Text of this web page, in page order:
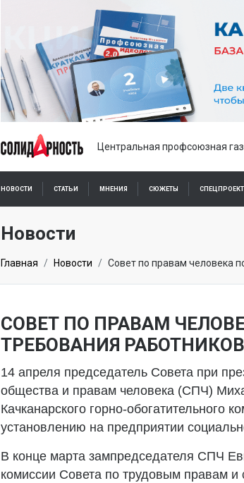
Центральная профсоюзная
НОВОСТИ СТАТЬИ МНЕНИЯ СЮЖЕТЫ
ПОДПИСКА ОНЛАЙН
Новости
Главная Новости Совет по правам человека
СОВЕТ ПО ПРАВАМ
ТРЕБОВАНИЯ
14 апреля председатель Совета при
общества и правам человека (СПЧ)
Качканарского горно-обогатительного
установлению на предприятии
В конце марта зампредседателя СПЧ
комиссии Совета по трудовым правам и